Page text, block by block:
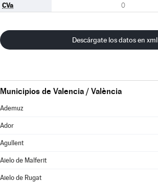
CVa 0
Descárgate los datos en xml
Municipios de Valencia / València
Ademuz
Ador
Agullent
Aielo de Malferit
Aielo de Rugat